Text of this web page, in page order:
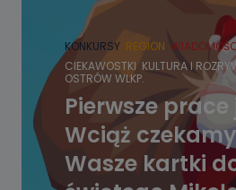
KONKURSY REGION
CIEKAWOSTKI KULTURA I
OSTRÓW WLKP.
Pierwsze prace
Wciąż
Wasze kartki